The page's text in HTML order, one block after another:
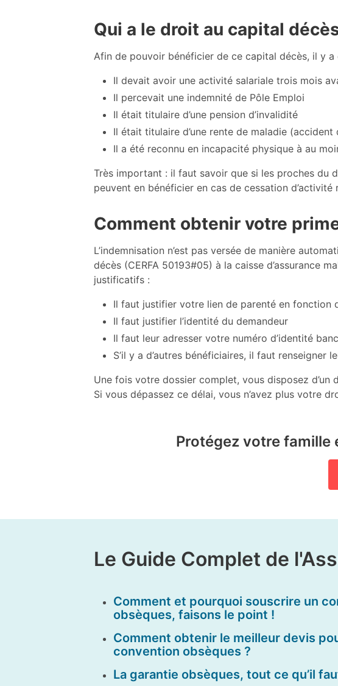
Qui a le droit au capital
Afin de pouvoir bénéficier de ce capital décès, il y
Il devait avoir une activité salariale trois mois
Il percevait une indemnité de Pôle Emploi
Il était titulaire d’une pension d’invalidité
Il était titulaire d’une rente de maladie
Il a été reconnu en incapacité physique à au
Très important : il faut savoir que si les proches du
peuvent en bénéficier en cas de cessation
Comment obtenir votre
L’indemnisation n’est pas versée de manière
décès (CERFA 50193#05) à la caisse d’assurance
justificatifs :
Il faut justifier votre lien de parenté en fonction
Il faut justifier l’identité du demandeur
Il faut leur adresser votre numéro d’identité
S’il y a d’autres bénéficiaires, il faut renseigner
Une fois votre dossier complet, vous disposez
Si vous dépassez ce délai, vous n’avez plus votre
Protégez votre famille
Le Guide Complet de
Comment et pourquoi souscrire un
obsèques, faisons le point !
Comment obtenir le meilleur devis
convention obsèques ?
La garantie obsèques, tout ce qu’il